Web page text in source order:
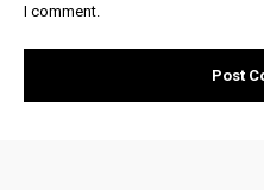
I comment.